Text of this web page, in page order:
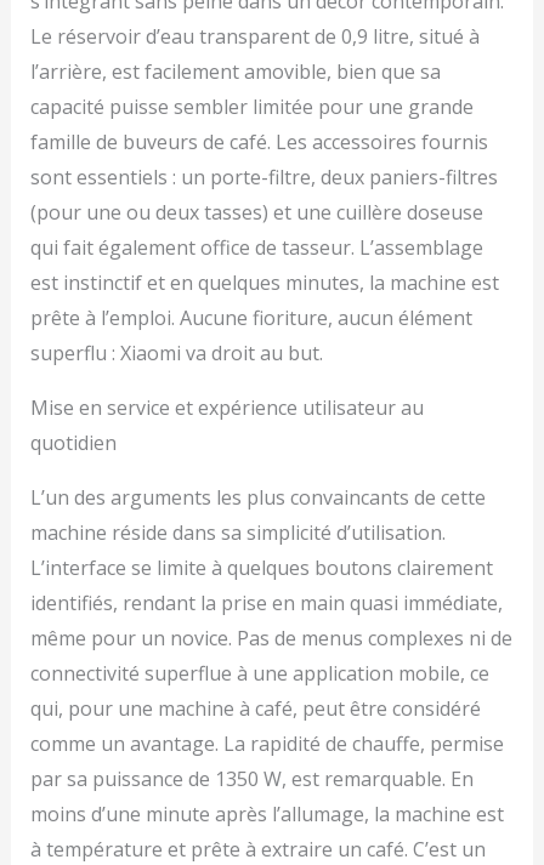
Le réservoir d’eau transparent de 0,9 litre, situé à
l’arrière, est facilement amovible, bien que sa
capacité puisse sembler limitée pour une grande
famille de buveurs de café. Les accessoires fournis
sont essentiels : un porte-filtre, deux paniers-filtres
(pour une ou deux tasses) et une cuillère doseuse
qui fait également office de tasseur. L’assemblage
est instinctif et en quelques minutes, la machine est
prête à l’emploi. Aucune fioriture, aucun élément
superflu : Xiaomi va droit au but.
Mise en service et expérience utilisateur au
quotidien
L’un des arguments les plus convaincants de cette
machine réside dans sa simplicité d’utilisation.
L’interface se limite à quelques boutons clairement
identifiés, rendant la prise en main quasi immédiate,
même pour un novice. Pas de menus complexes ni de
connectivité superflue à une application mobile, ce
qui, pour une machine à café, peut être considéré
comme un avantage. La rapidité de chauffe, permise
par sa puissance de 1350 W, est remarquable. En
moins d’une minute après l’allumage, la machine est
à température et prête à extraire un café. C’est un